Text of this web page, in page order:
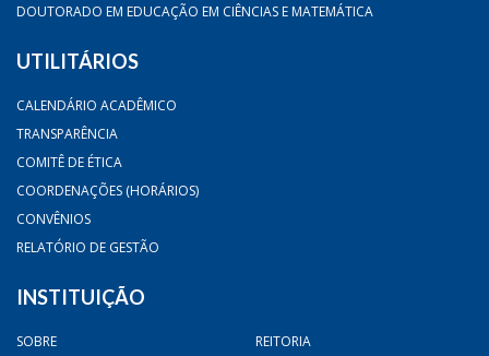
DOUTORADO EM EDUCAÇÃO EM CIÊNCIAS E MATEMÁTICA
UTILITÁRIOS
CALENDÁRIO ACADÊMICO
TRANSPARÊNCIA
COMITÊ DE ÉTICA
COORDENAÇÕES (HORÁRIOS)
CONVÊNIOS
RELATÓRIO DE GESTÃO
INSTITUIÇÃO
SOBRE
REITORIA